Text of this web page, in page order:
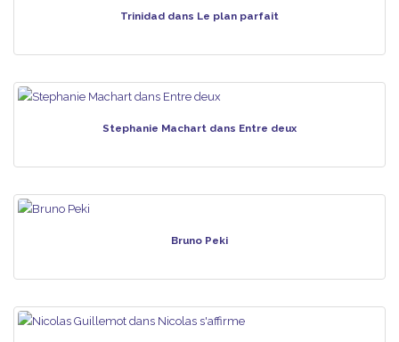
Trinidad dans Le plan parfait
Stephanie Machart dans Entre deux
Bruno Peki